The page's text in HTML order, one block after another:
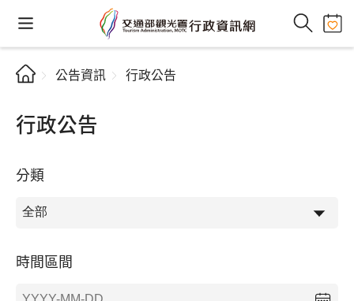
公告資訊 行政公告
行政公告
分類
時間區間